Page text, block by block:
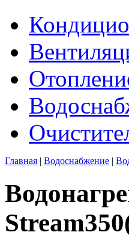
Главная | Водоснабжение |